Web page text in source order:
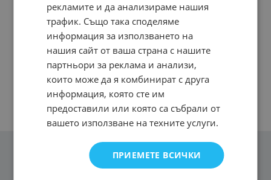
рекламите и да анализираме нашия
трафик. Също така споделяме
информация за използването на
нашия сайт от ваша страна с нашите
партньори за реклама и анализи,
които може да я комбинират с друга
информация, която сте им
предоставили или която са събрали от
вашето използване на техните услуги.
ПРИЕМЕТЕ ВСИЧКИ